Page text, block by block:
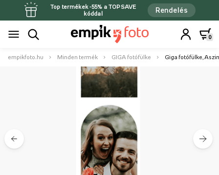
Top termékek -55% a TOPSAVE
kóddal
Rendelés
0
empikfoto.hu Minden termék GIGA fotófülke Giga fotófülke,